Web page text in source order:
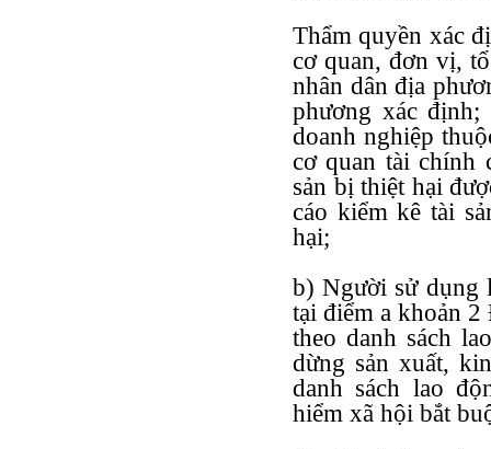
Thẩm quyền xác
cơ quan, đơn vị,
nhân dân địa
phương xác
doanh nghiệp
cơ quan tài chính
sản bị thiệt hại
cáo kiểm kê tài
hại;
b) Người sử dụng
tại điểm a khoản
theo danh sách
dừng sản xuất,
danh sách lao
hiểm xã hội bắt